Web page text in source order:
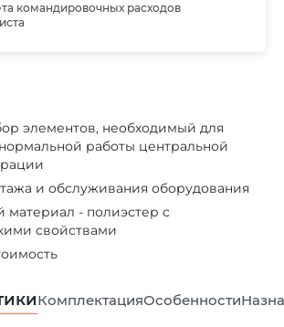
командировочных расходов
элементов, необходимый для
работы центральной
и обслуживания оборудования
- полиэстер с
свойствами
КомплектацияОсобенности